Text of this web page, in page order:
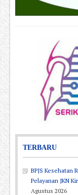
TERBARU
BPJS Kesehatan
Pelayanan JKN
Agustus 2026